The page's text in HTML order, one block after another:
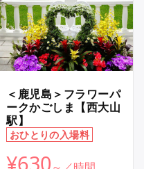
＜鹿児島＞フラワーパ
ークかごしま【西大山
駅】
おひとりの入場料
¥630